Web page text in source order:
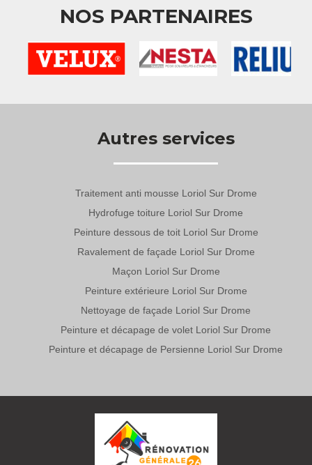
NOS PARTENAIRES
Autres services
Traitement anti mousse Loriol Sur Drome
Hydrofuge toiture Loriol Sur Drome
Peinture dessous de toit Loriol Sur Drome
Ravalement de façade Loriol Sur Drome
Maçon Loriol Sur Drome
Peinture extérieure Loriol Sur Drome
Nettoyage de façade Loriol Sur Drome
Peinture et décapage de volet Loriol Sur Drome
Peinture et décapage de Persienne Loriol Sur Drome